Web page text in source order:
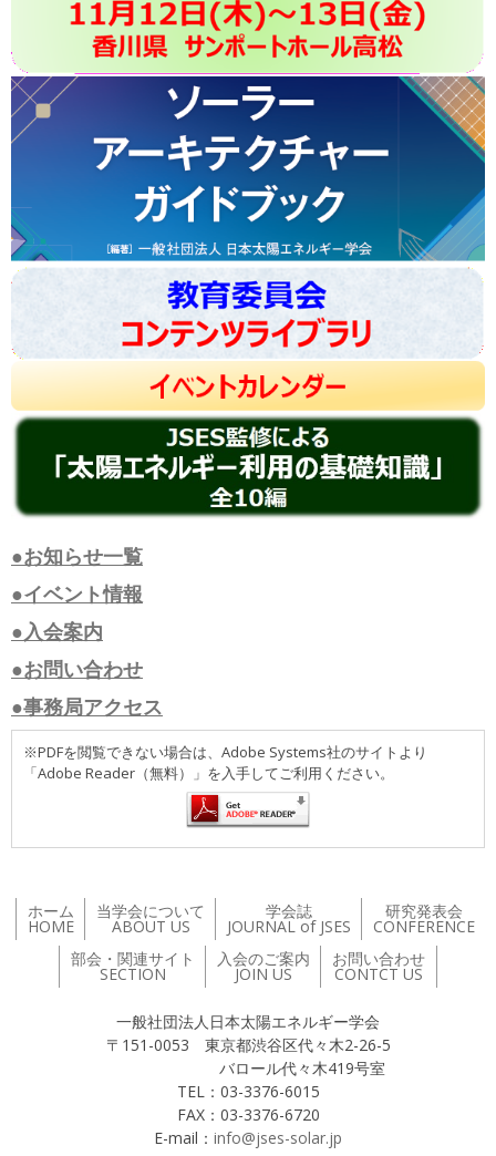
●お知らせ一覧
●イベント情報
●入会案内
●お問い合わせ
●事務局アクセス
※PDFを閲覧できない場合は、Adobe Systems社のサイトより
「Adobe Reader（無料）」を入手してご利用ください。
ホーム
HOME
当学会について
ABOUT US
学会誌
JOURNAL of JSES
研究発表会
CONFERENCE
部会・関連サイト
SECTION
入会のご案内
JOIN US
お問い合わせ
CONTCT US
一般社団法人日本太陽エネルギー学会
〒151-0053 東京都渋谷区代々木2-26-5
バロール代々木419号室
TEL：03-3376-6015
FAX：03-3376-6720
E-mail： info@jses-solar.jp